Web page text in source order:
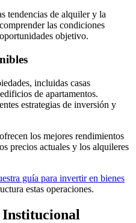
tendencias de alquiler y la
las condiciones
objetivo.
incluidas casas
de apartamentos.
estrategias de inversión y
los mejores rendimientos
precios actuales y los alquileres
guía para invertir en bienes
estas operaciones.